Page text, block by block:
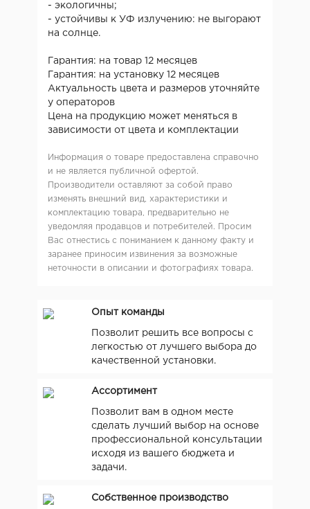
- экологичны;
- устойчивы к УФ излучению: не выгорают
на солнце.
Гарантия: на товар 12 месяцев
Гарантия: на установку 12 месяцев
Актуальность цвета и размеров уточняйте
у операторов
Цена на продукцию может меняться в
зависимости от цвета и комплектации
Информация о товаре предоставлена справочно
и не является публичной офертой.
Производители оставляют за собой право
изменять внешний вид, характеристики и
комплектацию товара, предварительно не
уведомляя продавцов и потребителей. Просим
Вас отнестись с пониманием к данному факту и
заранее приносим извинения за возможные
неточности в описании и фотографиях товара.
Опыт команды
Позволит решить все вопросы с
легкостью от лучшего выбора до
качественной установки.
Ассортимент
Позволит вам в одном месте
сделать лучший выбор на основе
профессиональной консультации
исходя из вашего бюджета и
задачи.
Собственное производство